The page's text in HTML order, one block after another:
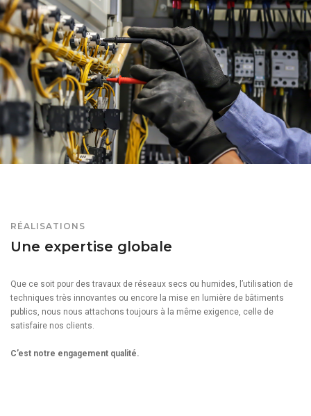
RÉALISATIONS
Une expertise globale
Que ce soit pour des travaux de réseaux secs ou humides, l’utilisation de
techniques très innovantes ou encore la mise en lumière de bâtiments
publics, nous nous attachons toujours à la même exigence, celle de
satisfaire nos clients.
C’est notre engagement qualité.